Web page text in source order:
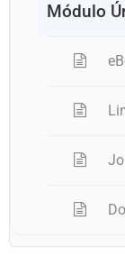
Módulo